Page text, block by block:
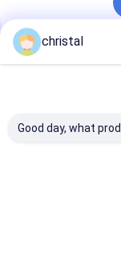
Equipo del
Pinzas de la
Nuestras
christal
Good day, what